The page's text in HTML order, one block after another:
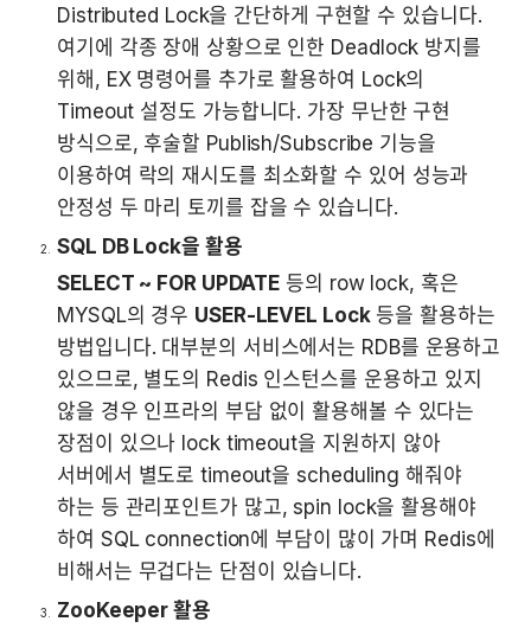
Distributed Lock을 간단하게 구현할 수 있습니다.
여기에 각종 장애 상황으로 인한 Deadlock 방지를
위해, EX 명령어를 추가로 활용하여 Lock의
Timeout 설정도 가능합니다. 가장 무난한 구현
방식으로, 후술할 Publish/Subscribe 기능을
이용하여 락의 재시도를 최소화할 수 있어 성능과
안정성 두 마리 토끼를 잡을 수 있습니다.
SQL DB Lock을 활용
SELECT ~ FOR UPDATE 등의 row lock, 혹은
MYSQL의 경우 USER-LEVEL Lock 등을 활용하는
방법입니다. 대부분의 서비스에서는 RDB를 운용하고
있으므로, 별도의 Redis 인스턴스를 운용하고 있지
않을 경우 인프라의 부담 없이 활용해볼 수 있다는
장점이 있으나 lock timeout을 지원하지 않아
서버에서 별도로 timeout을 scheduling 해줘야
하는 등 관리포인트가 많고, spin lock을 활용해야
하여 SQL connection에 부담이 많이 가며 Redis에
비해서는 무겁다는 단점이 있습니다.
ZooKeeper 활용